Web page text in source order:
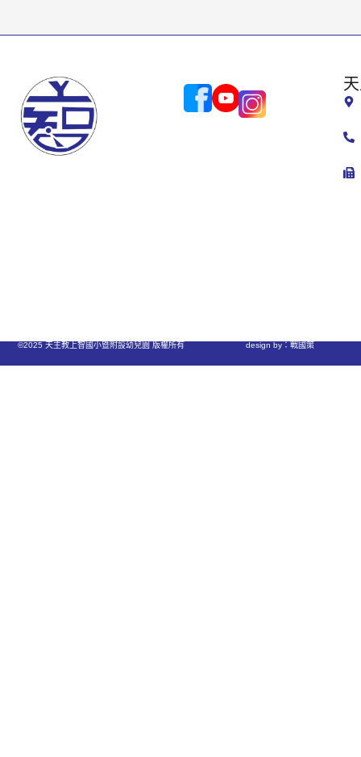
©2025 天主教上智國小暨附設幼兒園 版權所有 design by：戰國策